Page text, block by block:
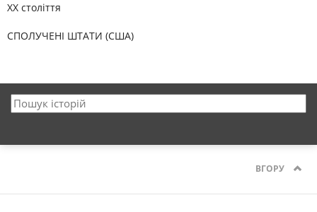
XX століття
СПОЛУЧЕНІ ШТАТИ (США)
ВГОРУ